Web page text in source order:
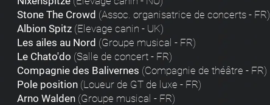
Stone The Crowd (Assoc. organisatrice de concerts - FR)
Albion Spitz (Elevage canin - UK)
Les ailes au Nord (Groupe musical - FR)
Le Chato'do (Salle de concert - FR)
Compagnie des Balivernes (Compagnie de théâtre - FR)
Pole position (Loueur de GT de luxe - FR)
Arno Walden (Groupe musical - FR)